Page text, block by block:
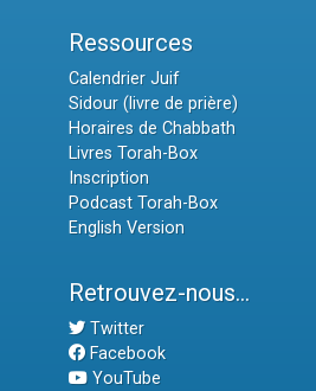
Ressources
Calendrier Juif
Sidour (livre de prière)
Horaires de Chabbath
Livres Torah-Box
Inscription
Podcast Torah-Box
English Version
Retrouvez-nous...
Twitter
Facebook
YouTube